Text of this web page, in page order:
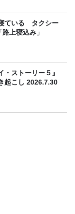
ている タクシー
上寝込み」
・ストーリー５』
起こし 2026.7.30